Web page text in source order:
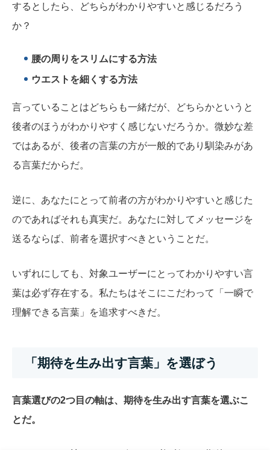
するとしたら、どちらがわかりやすいと感じるだろう
か？
腰の周りをスリムにする方法
ウエストを細くする方法
言っていることはどちらも一緒だが、
どちらかというと
後者のほうがわかりやすく感じないだろうか。微妙な差
ではあるが、後者の言葉の方が一般的であり馴染みがあ
る言葉だからだ。
逆に、あなたにとって前者の方がわかりやすいと感じた
のであればそれも真実だ。あなたに対してメッセージを
送るならば、前者を選択すべきということだ。
いずれにしても、対象ユーザーにとってわかりやすい言
葉は必ず存在する。私たちはそこにこだわって「一瞬で
理解できる言葉」を追求すべきだ。
「期待を生み出す言葉」を選ぼう
言葉選びの2つ目の軸は、期待を生み出す言葉を選ぶこ
とだ。